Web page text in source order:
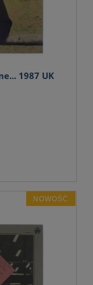
1987 UK
NOWOŚĆ